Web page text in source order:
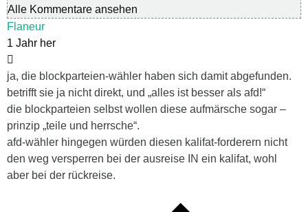
Alle Kommentare ansehen
Flaneur
1 Jahr her
ja, die blockparteien-wähler haben sich damit abgefunden.
betrifft sie ja nicht direkt, und „alles ist besser als afd!“
die blockparteien selbst wollen diese aufmärsche sogar –
prinzip „teile und herrsche“.
afd-wähler hingegen würden diesen kalifat-forderern nicht
den weg versperren bei der ausreise IN ein kalifat, wohl
aber bei der rückreise.